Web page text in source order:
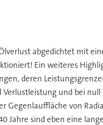
abgedichtet mit
Ein weiteres
deren
und bei null
Gegenlauffläche von
Jahre sind eben eine